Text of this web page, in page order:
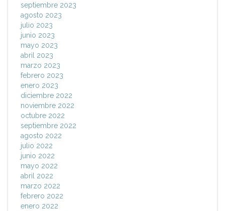
septiembre 2023
agosto 2023
julio 2023
junio 2023
mayo 2023
abril 2023
marzo 2023
febrero 2023
enero 2023
diciembre 2022
noviembre 2022
octubre 2022
septiembre 2022
agosto 2022
julio 2022
junio 2022
mayo 2022
abril 2022
marzo 2022
febrero 2022
enero 2022